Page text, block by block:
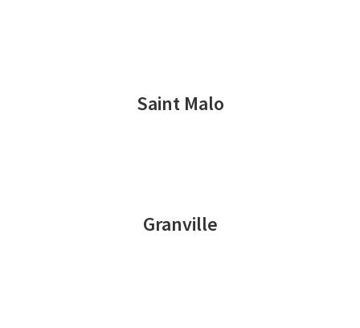
Saint Malo
Granville